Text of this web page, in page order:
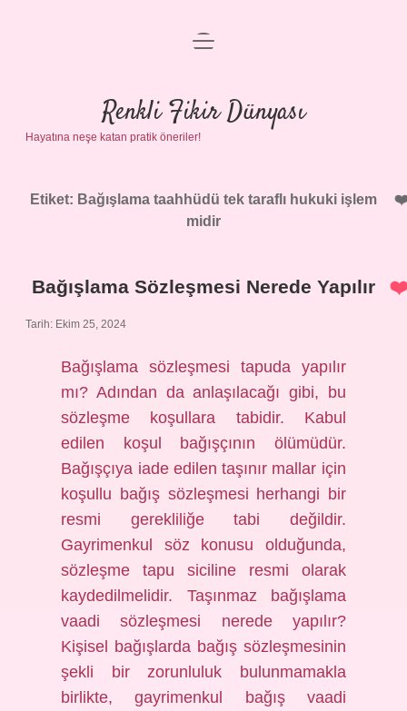
Anasayfa
Gizlilik Politikası
Yasal Uyarı
menüyü
Renkli Fikir Dünyası
Hayatına neşe katan pratik öneriler!
Etiket: Bağışlama taahhüdü tek taraflı hukuki işlem
midir
Bağışlama Sözleşmesi Nerede Yapılır
Tarih: Ekim 25, 2024
Bağışlama sözleşmesi tapuda yapılır
mı? Adından da anlaşılacağı gibi, bu
sözleşme koşullara tabidir. Kabul
edilen koşul bağışçının ölümüdür.
Bağışçıya iade edilen taşınır mallar için
koşullu bağış sözleşmesi herhangi bir
resmi gerekliliğe tabi değildir.
Gayrimenkul söz konusu olduğunda,
sözleşme tapu siciline resmi olarak
kaydedilmelidir. Taşınmaz bağışlama
vaadi sözleşmesi nerede yapılır?
Kişisel bağışlarda bağış sözleşmesinin
şekli bir zorunluluk bulunmamakla
birlikte, gayrimenkul bağış vaadi